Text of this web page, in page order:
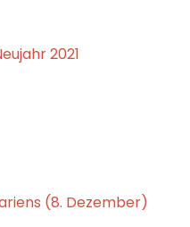
2021
(8. Dezember)